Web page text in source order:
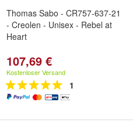
Thomas Sabo - CR757-637-21
- Creolen - Unisex - Rebel at
Heart
107,69 €
Kostenloser Versand
1